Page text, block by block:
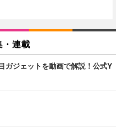
・連載
ガジェットを動画で解説！公式Y